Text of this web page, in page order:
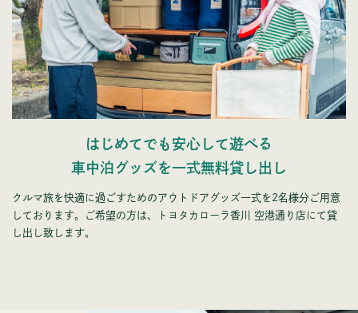
はじめてでも安心して遊べる
車中泊グッズを一式無料貸し出し
クルマ旅を快適に過ごすためのアウトドアグッズ一式を2名様分ご用意
しております。ご希望の方は、トヨタカローラ香川 空港通り店にて貸
し出し致します。